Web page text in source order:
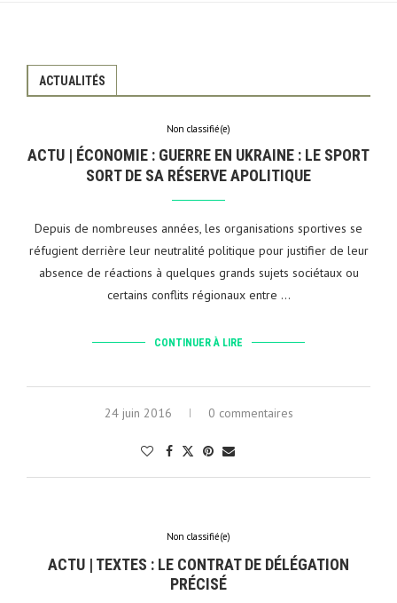
ACTUALITÉS
Non classifié(e)
ACTU | ÉCONOMIE : GUERRE EN UKRAINE : LE SPORT
SORT DE SA RÉSERVE APOLITIQUE
Depuis de nombreuses années, les organisations sportives se
réfugient derrière leur neutralité politique pour justifier de leur
absence de réactions à quelques grands sujets sociétaux ou
certains conflits régionaux entre …
CONTINUER À LIRE
24 juin 2016 0 commentaires
Non classifié(e)
ACTU | TEXTES : LE CONTRAT DE DÉLÉGATION
PRÉCISÉ